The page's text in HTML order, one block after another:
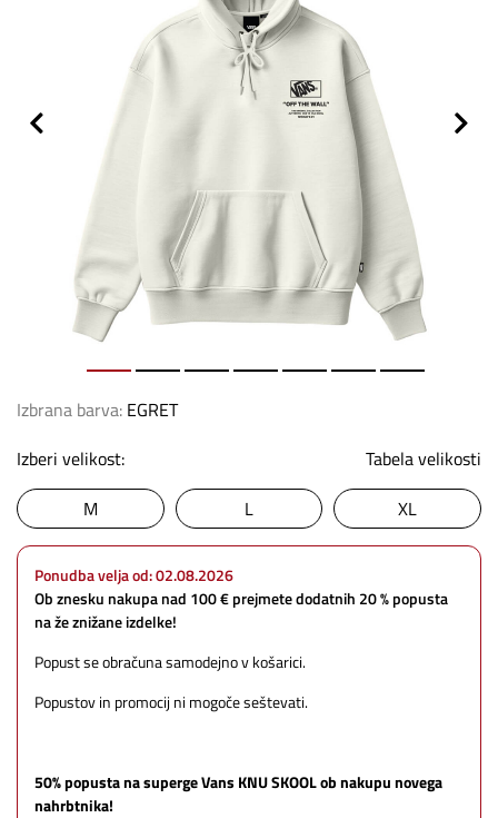
Izbrana barva: EGRET
Tabela velikosti
Izberi velikost:
M
L XL
Ponudba velja od: 02.08.2026
Ob znesku nakupa nad 100 € prejmete dodatnih 20 % popusta
na že znižane izdelke!
Popust se obračuna samodejno v košarici.
Popustov in promocij ni mogoče seštevati.
50% popusta na superge Vans KNU SKOOL ob nakupu novega
nahrbtnika!